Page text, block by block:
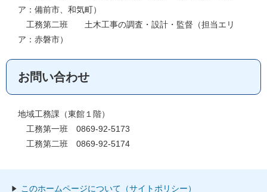
ア：備前市、和気町）
工務第二班 土木工事の調査・設計・監督（担当エリ
ア：赤磐市）
お問い合わせ
地域工務課（東館１階）
工務第一班 0869-92-5173
工務第二班 0869-92-5174
このホームページについて（サイトポリシー）